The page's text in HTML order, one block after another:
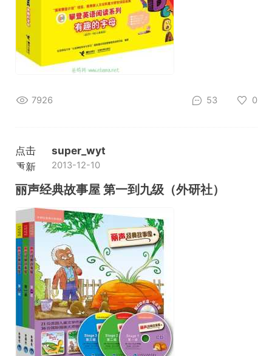
7926 53 0
点击
重新
加载
super_wyt
2013-12-10
丽声经典故事屋 第一到九级（外研社）